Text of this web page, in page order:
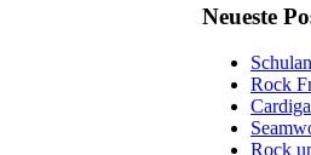
Neueste
Rock
Rock